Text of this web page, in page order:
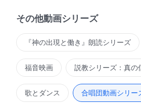
その他動画シリーズ
『神の出現と働き』朗読シリーズ
福音映画 説教シリーズ：真の
歌とダンス 合唱団動画シリー